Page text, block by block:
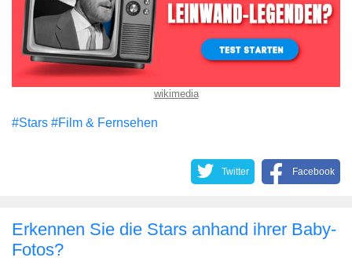
wikimedia
#Stars #Film & Fernsehen
Twitter Facebook
Erkennen Sie die Stars anhand ihrer Baby-
Fotos?